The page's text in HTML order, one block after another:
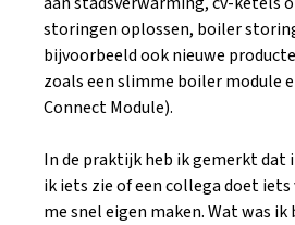
storingen oplossen, boiler
bijvoorbeeld ook nieuwe
zoals een slimme boiler module
Connect Module).
In de praktijk heb ik gemerkt dat
ik iets zie of een collega doet
me snel eigen maken. Wat was ik